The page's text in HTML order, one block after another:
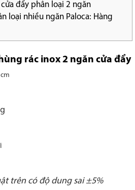
đẩy phân loại 2 ngăn
loại nhiều ngăn Paloca: Hàng
rác inox 2 ngăn cửa đẩy
trên có độ dung sai ±5%